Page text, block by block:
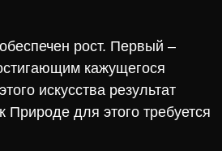
рост. Первый –
кажущегося
искусства результат
Природе для этого требуется